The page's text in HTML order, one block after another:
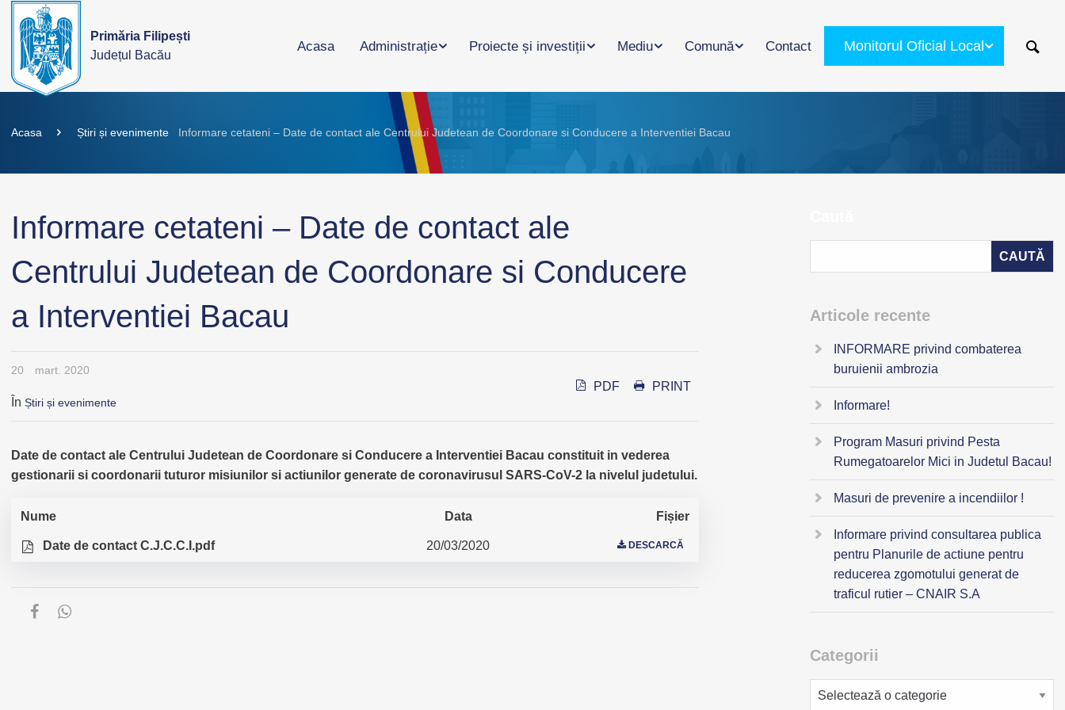
Primăria Filipești
Județul Bacău
Acasa Administrație Proiecte și investiții Mediu Comună Contact Monitorul Oficial Local
Acasa Știri și evenimente Informare cetateni – Date de contact ale Centrului Judetean de Coordonare si Conducere a Interventiei Bacau
Informare cetateni – Date de contact ale
Centrului Judetean de Coordonare si Conducere
a Interventiei Bacau
20 mart. 2020
În Știri și evenimente
PDF PRINT
Date de contact ale Centrului Judetean de Coordonare si Conducere a Interventiei Bacau constituit in vederea
gestionarii si coordonarii tuturor misiunilor si actiunilor generate de coronavirusul SARS-CoV-2 la nivelul judetului.
Nume Data Fișier
Date de contact C.J.C.C.I.pdf 20/03/2020 DESCARCĂ
Articole recente
INFORMARE privind combaterea
buruienii ambrozia
Informare!
Program Masuri privind Pesta
Rumegatoarelor Mici in Judetul Bacau!
Masuri de prevenire a incendiilor !
Informare privind consultarea publica
pentru Planurile de actiune pentru
reducerea zgomotului generat de
traficul rutier – CNAIR S.A
Categorii
Categorii